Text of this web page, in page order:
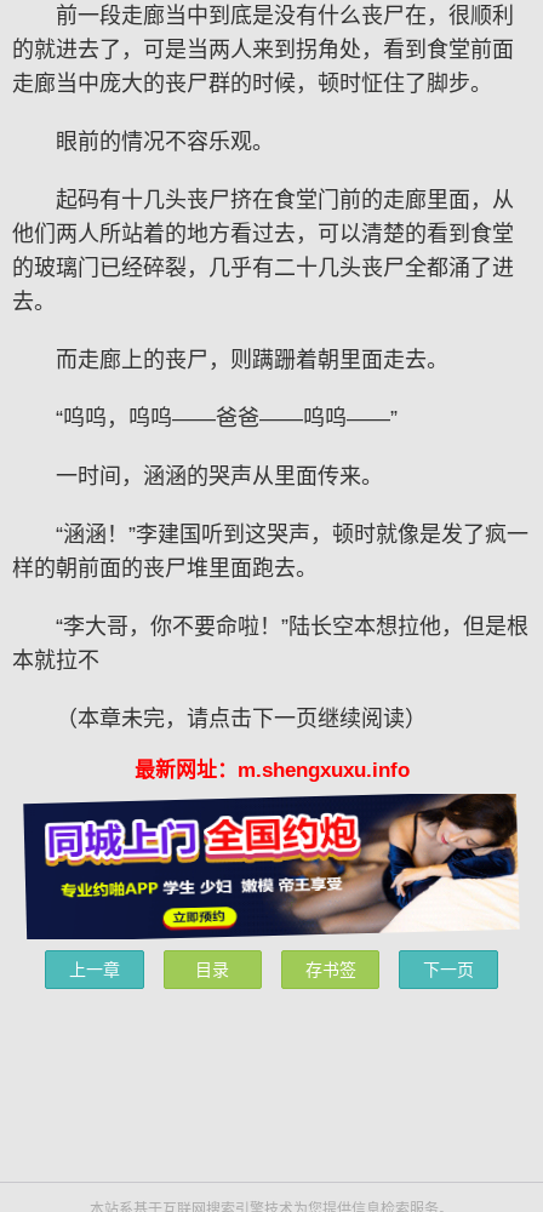
前一段走廊当中到底是没有什么丧尸在，很顺利
的就进去了，可是当两人来到拐角处，看到食堂前面
走廊当中庞大的丧尸群的时候，顿时怔住了脚步。
眼前的情况不容乐观。
起码有十几头丧尸挤在食堂门前的走廊里面，从
他们两人所站着的地方看过去，可以清楚的看到食堂
的玻璃门已经碎裂，几乎有二十几头丧尸全都涌了进
去。
而走廊上的丧尸，则蹒跚着朝里面走去。
“呜呜，呜呜——爸爸——呜呜——”
一时间，涵涵的哭声从里面传来。
“涵涵！”李建国听到这哭声，顿时就像是发了疯一
样的朝前面的丧尸堆里面跑去。
“李大哥，你不要命啦！”陆长空本想拉他，但是根
本就拉不
（本章未完，请点击下一页继续阅读）
最新网址：m.shengxuxu.info
上一章 目录 存书签 下一页